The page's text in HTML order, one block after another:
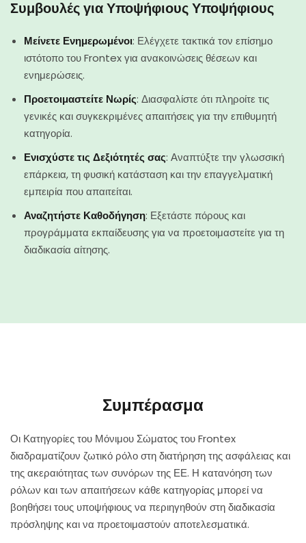
Συμβουλές για Υποψήφιους Υποψήφιους
Μείνετε Ενημερωμένοι: Ελέγχετε τακτικά τον επίσημο
ιστότοπο του Frontex για ανακοινώσεις θέσεων και
ενημερώσεις.
Προετοιμαστείτε Νωρίς: Διασφαλίστε ότι πληροίτε τις
γενικές και συγκεκριμένες απαιτήσεις για την επιθυμητή
κατηγορία.
Ενισχύστε τις Δεξιότητές σας: Αναπτύξτε την γλωσσική
επάρκεια, τη φυσική κατάσταση και την επαγγελματική
εμπειρία που απαιτείται.
Αναζητήστε Καθοδήγηση: Εξετάστε πόρους και
προγράμματα εκπαίδευσης για να προετοιμαστείτε για τη
διαδικασία αίτησης.
Συμπέρασμα
Οι Κατηγορίες του Μόνιμου Σώματος του Frontex
διαδραματίζουν ζωτικό ρόλο στη διατήρηση της ασφάλειας και
της ακεραιότητας των συνόρων της ΕΕ. Η κατανόηση των
ρόλων και των απαιτήσεων κάθε κατηγορίας μπορεί να
βοηθήσει τους υποψήφιους να περιηγηθούν στη διαδικασία
πρόσληψης και να προετοιμαστούν αποτελεσματικά.